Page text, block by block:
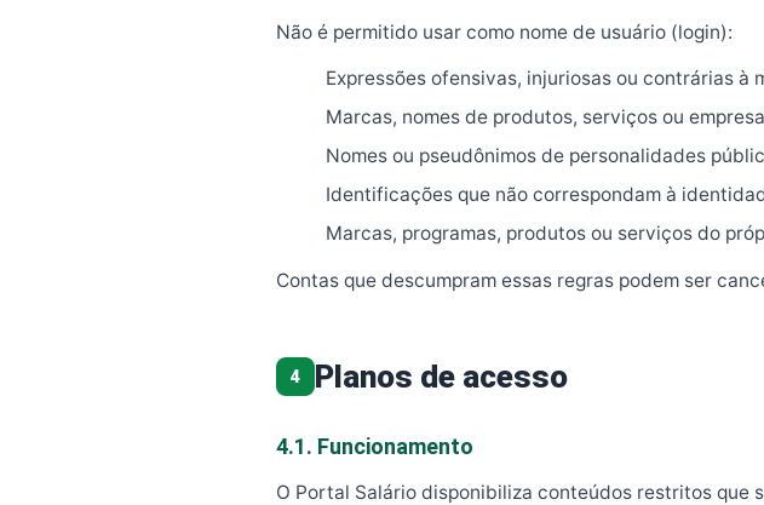
Não é permitido usar como nome de usuário (login):
Expressões ofensivas, injuriosas ou contrárias à
Marcas, nomes de produtos, serviços ou
Nomes ou pseudônimos de personalidades
Identificações que não correspondam à
Marcas, programas, produtos ou serviços do
Contas que descumpram essas regras podem ser
4 Planos de acesso
4.1. Funcionamento
O Portal Salário disponibiliza conteúdos restritos que